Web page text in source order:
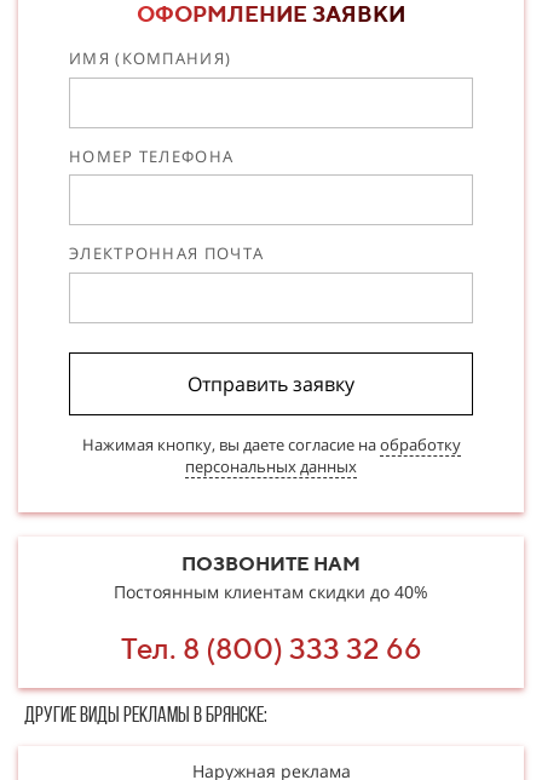
ОФОРМЛЕНИЕ ЗАЯВКИ
ИМЯ (КОМПАНИЯ)
НОМЕР ТЕЛЕФОНА
ЭЛЕКТРОННАЯ ПОЧТА
Отправить заявку
Нажимая кнопку, вы даете согласие наобработку
персональных данных
ПОЗВОНИТЕ НАМ
Постоянным клиентам скидки до 40%
Тел. 8 (800) 333 32 66
Другие в​​​​иды рекламы в Брянске:
Наружная реклама